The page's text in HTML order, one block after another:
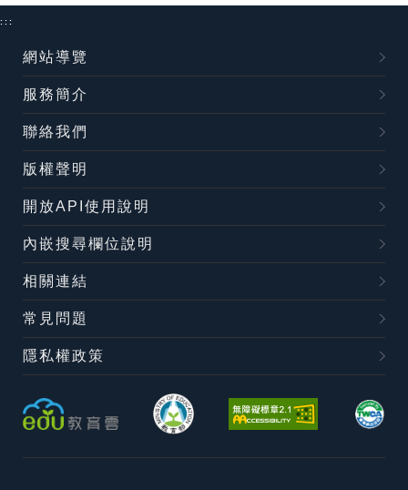
:::
網站導覽
服務簡介
聯絡我們
版權聲明
開放API使用說明
內嵌搜尋欄位說明
相關連結
常見問題
隱私權政策